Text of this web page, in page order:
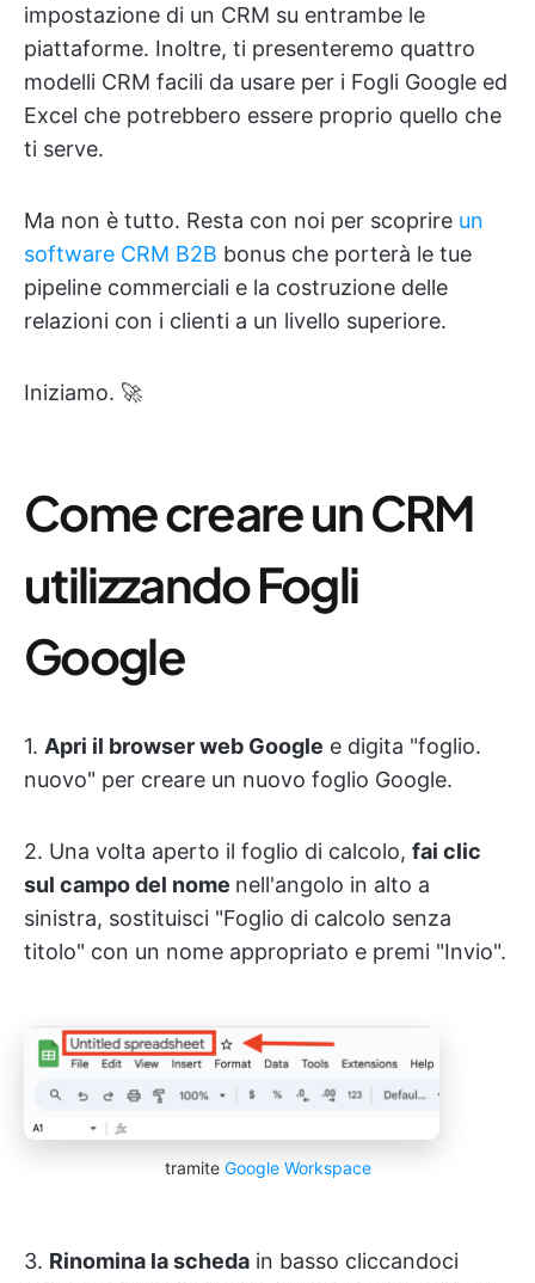
impostazione di un CRM su entrambe le
piattaforme. Inoltre, ti presenteremo quattro
modelli CRM facili da usare per i Fogli Google ed
Excel che potrebbero essere proprio quello che
ti serve.
Ma non è tutto. Resta con noi per scoprire un
software CRM B2B bonus che porterà le tue
pipeline commerciali e la costruzione delle
relazioni con i clienti a un livello superiore.
Iniziamo. 🚀
Come creare un CRM
utilizzando Fogli
Google
1. Apri il browser web Google e digita "foglio.
nuovo" per creare un nuovo foglio Google.
2. Una volta aperto il foglio di calcolo, fai clic
sul campo del nome nell'angolo in alto a
sinistra, sostituisci "Foglio di calcolo senza
titolo" con un nome appropriato e premi "Invio".
tramite Google Workspace
3. Rinomina la scheda in basso cliccandoci